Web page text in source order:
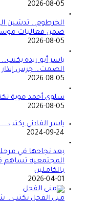
2026-08-05
الخرطوم… تدشين
ضمن فعاليات موسم
2026-08-05
ياسر أبو ريدة
الصمت… جرس إنذار
2026-08-05
سلوى أحمد موية
2026-08-05
ياسر الفادني
2024-09-24
بعد نجاحها في
المجتمعية تساهم
بالكاملين
2026-04-01
منى الفحل تكتب…